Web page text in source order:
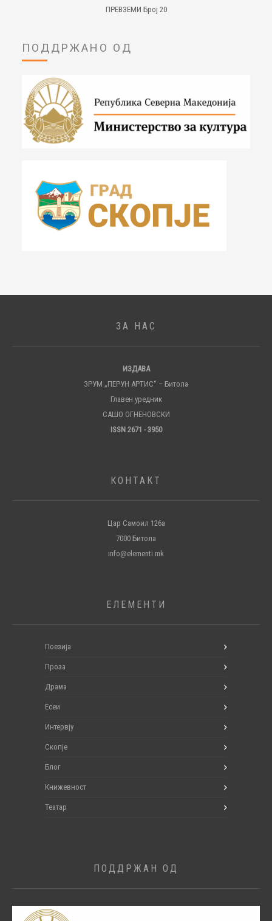
ПРЕВЗЕМИ Број 20
ПОДДРЖАНО ОД
ЗА НАС
ИЗДАВА
ЗРУМ „ПЕРУН АРТИС“ – Битола
Главен уредник
САШО ОГНЕНОВСКИ
ISSN 2671 - 3950
КОНТАКТ
Цар Самоил 126а
7000 Битола
info@elementi.mk
ЕЛЕМЕНТИ
Поезија
Проза
Драма
Есеи
Интервју
Скопје
Блог
Книжевност
Театар
ПОДДРЖАН ОД